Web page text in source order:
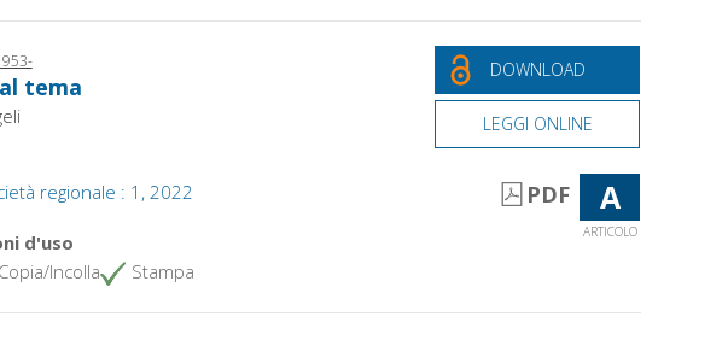
tema
regionale : 1, 2022
d'uso
Copia/Incolla Stampa
DOWNLOAD
LEGGI ONLINE
PDF A
ARTICOLO